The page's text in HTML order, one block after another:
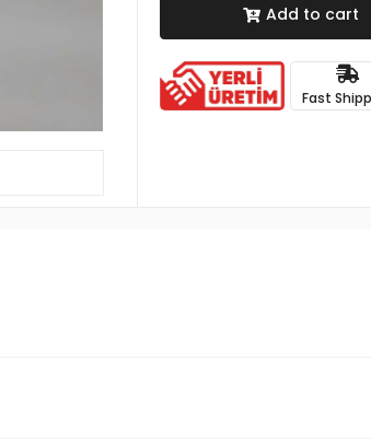
Add to cart
Fast